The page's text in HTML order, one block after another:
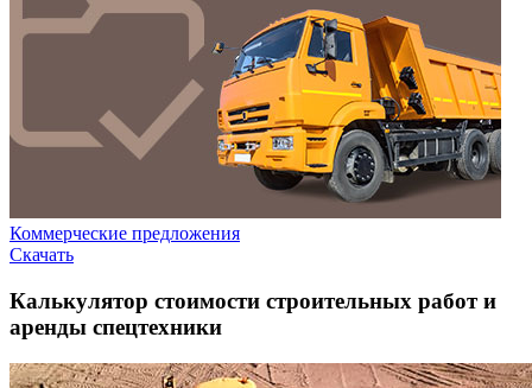
Коммерческие предложения
Скачать
Калькулятор стоимости строительных работ и
аренды спецтехники